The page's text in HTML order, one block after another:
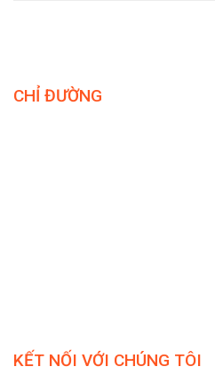
CHỈ ĐƯỜNG
KẾT NỐI VỚI CHÚNG TÔI